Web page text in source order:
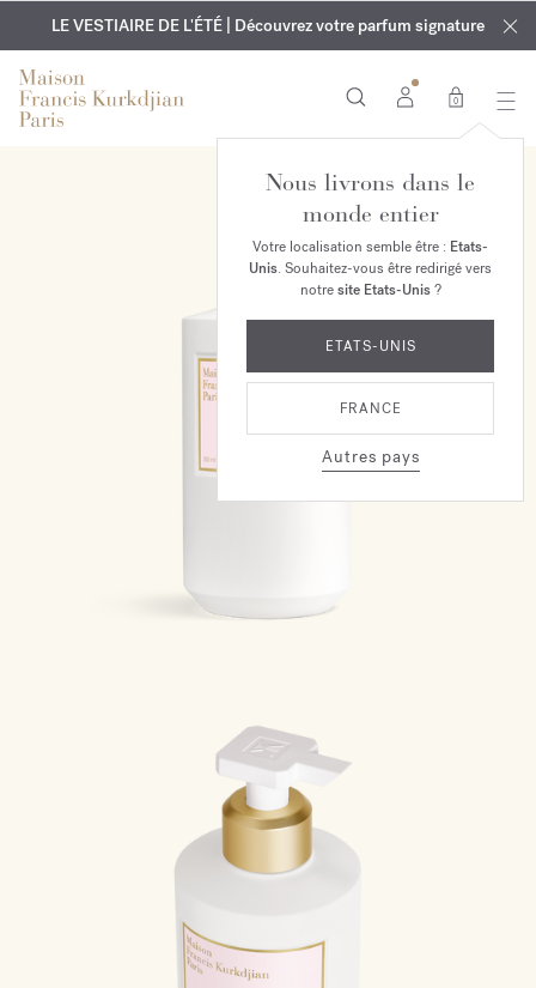
EXCLUSIF | Découvrez le nouveau parfum OUD
velvet mood
dans votre commande*
GRAVURE OFFERTE | Sur tous les parfums et huiles pour le
corps jusqu'au 9 août
LE VESTIAIRE DE L'ÉTÉ | Découvrez votre parfum signature
0
Nous livrons dans le
monde entier
Votre localisation semble être : Etats-
Unis. Souhaitez-vous être redirigé vers
notresite Etats-Unis?
ETATS-UNIS
FRANCE
Autres pays